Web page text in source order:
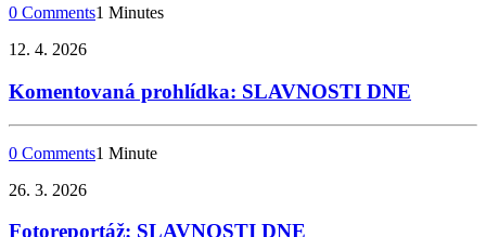
0 Comments1 Minutes
12. 4. 2026
Komentovaná prohlídka: SLAVNOSTI DNE
0 Comments1 Minute
26. 3. 2026
Fotoreportáž: SLAVNOSTI DNE